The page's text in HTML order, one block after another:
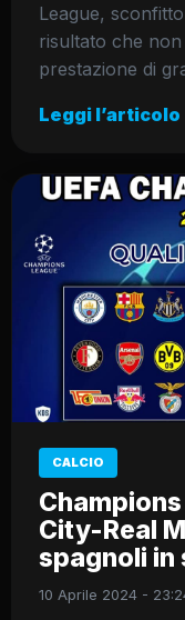
League,
risultato che
prestazione di
Leggi l’articolo
CALCIO
City-Real
spagnoli in
10 Aprile 2024 -